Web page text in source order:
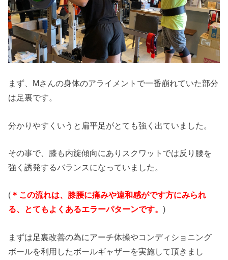
まず、Mさんの身体のアライメントで一番崩れていた部分
は足裏です。
分かりやすくいうと扁平足がとても強く出ていました。
その事で、膝も内旋傾向にありスクワットでは反り腰を
強く誘発するバランスになっていました。
( ＊この流れは、膝腰に痛みや違和感がです方にみられ
る、とてもよくあるエラーパターンです。)
まずは足裏改善の為にアーチ体操やコンディショニング
ボールを利用したボールギャザーを実施して頂きまし